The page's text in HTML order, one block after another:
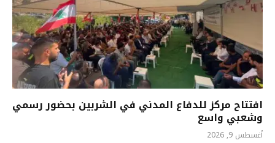
افتتاح مركز للدفاع المدني في الشربين بحضور رسمي
وشعبي واسع
أغسطس 9, 2026